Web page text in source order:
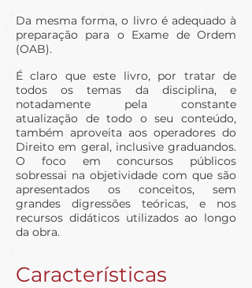
Da mesma forma, o livro é adequado à
preparação para o Exame de Ordem
(OAB).
É claro que este livro, por tratar de
todos os temas da disciplina, e
notadamente pela constante
atualização de todo o seu conteúdo,
também aproveita aos operadores do
Direito em geral, inclusive graduandos.
O foco em concursos públicos
sobressai na objetividade com que são
apresentados os conceitos, sem
grandes digressões teóricas, e nos
recursos didáticos utilizados ao longo
da obra.
Características